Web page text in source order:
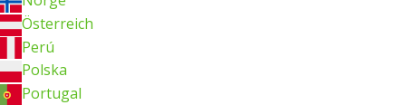
Österreich
Perú
Polska
Portugal